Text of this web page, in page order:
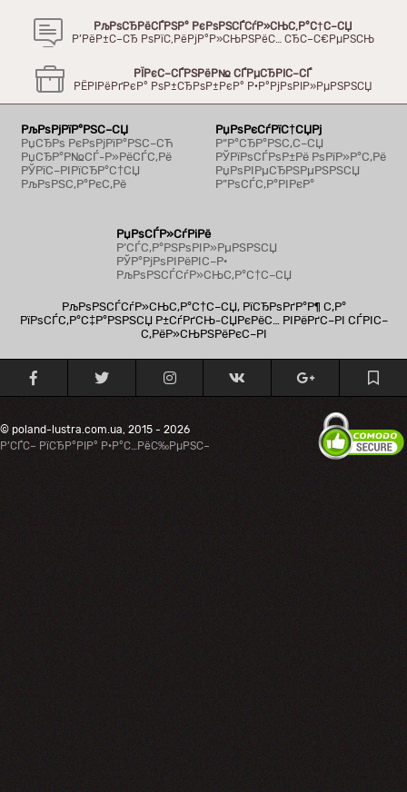
РљРѕСЂРёСЃРЅР° РєРѕРЅСЃСѓР»СЊС‚Р°С†С–СЏ
Р’РёР±С–СЂ РѕРїС‚РёРјР°Р»СЊРЅРёС… СЂС–С€РµРЅСЊ
РЇРєС–СЃРЅРёР№ СЃРµСЂРІС–СЃ
РЁРІРёРґРєР° РѕР±СЂРѕР±РєР° Р·Р°РјРѕРІР»РµРЅРЅСЏ
РљРѕРјРїР°РЅС–СЏ
РџСЂРѕ РєРѕРјРїР°РЅС–СЋ
РџСЂР°Р№СЃ-Р»РёСЃС‚Рё
РЎРїС–РІРїСЂР°С†СЏ
РљРѕРЅС‚Р°РєС‚Рё
РџРѕРєСѓРїС†СЏРј
Р“Р°СЂР°РЅС‚С–СЏ
РЎРїРѕСЃРѕР±Рё РѕРїР»Р°С‚Рё
РџРѕРІРµСЂРЅРµРЅРЅСЏ
Р”РѕСЃС‚Р°РІРєР°
РџРѕСЃР»СѓРіРё
Р’СЃС‚Р°РЅРѕРІР»РµРЅРЅСЏ
РЎР°РјРѕРІРёРІС–Р·
РљРѕРЅСЃСѓР»СЊС‚Р°С†С–СЏ
РљРѕРЅСЃСѓР»СЊС‚Р°С†С–СЏ, РїСЂРѕРґР°Р¶ С‚Р°
РїРѕСЃС‚Р°С‡Р°РЅРЅСЏ Р±СѓРґСЊ-СЏРєРёС… РІРёРґС–РІ СЃРІС–
С‚РёР»СЊРЅРёРєС–РІ
© poland-lustra.com.ua, 2015 - 2026
Р’СЃС– РїСЂР°РІР° Р·Р°С…РёС‰РµРЅС–